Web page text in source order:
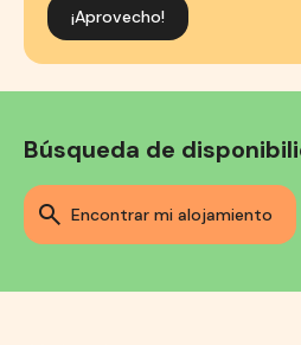
¡aprovecho!
Búsqueda de
encontrar mi alojamiento